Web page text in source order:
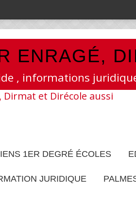
ENRAGÉ,
, informations
1ER DEGRÉ ÉCOLES
JURIDIQUE